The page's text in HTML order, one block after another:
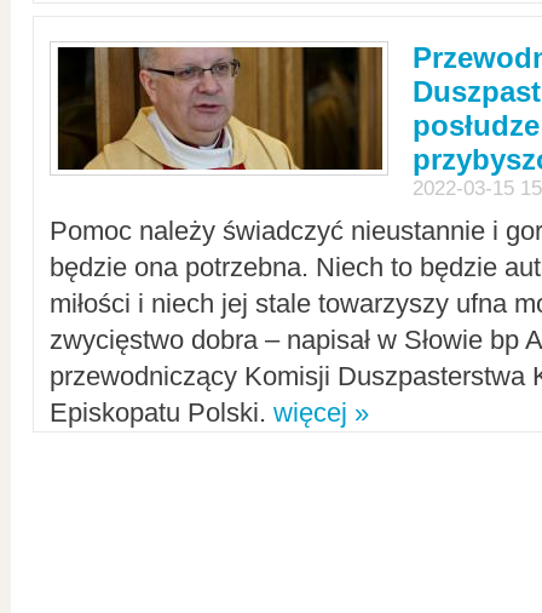
2022-03-15
Pomoc należy świadczyć nieustannie i
będzie ona potrzebna. Niech to będzie
miłości i niech jej stale towarzyszy ufna
zwycięstwo dobra – napisał w Słowie bp
przewodniczący Komisji Duszpasterstwa
Episkopatu Polski. więcej »